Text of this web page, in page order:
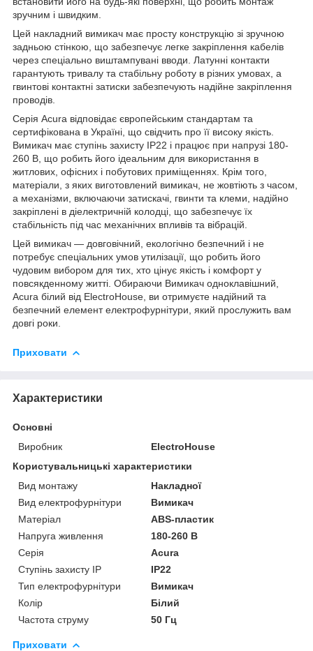
зручним і швидким.
Цей накладний вимикач має просту конструкцію зі зручною
задньою стінкою, що забезпечує легке закріплення кабелів
через спеціально виштампувані вводи. Латунні контакти
гарантують тривалу та стабільну роботу в різних умовах, а
гвинтові контактні затиски забезпечують надійне закріплення
проводів.
Серія Acura відповідає європейським стандартам та
сертифікована в Україні, що свідчить про її високу якість.
Вимикач має ступінь захисту IP22 і працює при напрузі 180-
260 В, що робить його ідеальним для використання в
житлових, офісних і побутових приміщеннях. Крім того,
матеріали, з яких виготовлений вимикач, не жовтіють з часом,
а механізми, включаючи затискачі, гвинти та клеми, надійно
закріплені в діелектричній колодці, що забезпечує їх
стабільність під час механічних впливів та вібрацій.
Цей вимикач — довговічний, екологічно безпечний і не
потребує спеціальних умов утилізації, що робить його
чудовим вибором для тих, хто цінує якість і комфорт у
повсякденному житті. Обираючи Вимикач одноклавішний,
Acura білий від ElectroHouse, ви отримуєте надійний та
безпечний елемент електрофурнітури, який прослужить вам
довгі роки.
Приховати
Характеристики
Основні
Виробник
ElectroHouse
Користувальницькі характеристики
Вид монтажу
Накладної
Вид електрофурнітури
Вимикач
Матеріал
ABS-пластик
Напруга живлення
180-260 В
Серія
Acura
Ступінь захисту IP
IP22
Тип електрофурнітури
Вимикач
Колір
Білий
Частота струму
50 Гц
Приховати